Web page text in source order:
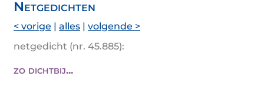
Netgedichten
< vorige | alles | volgende >
netgedicht (nr. 45.885):
zo dichtbij...